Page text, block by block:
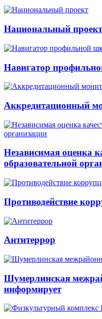
Национальный
Навигатор
Аккредитационный
Независимая оценка
образовательной
Противодействие
Антитеррор
Шумерлинская
информирует